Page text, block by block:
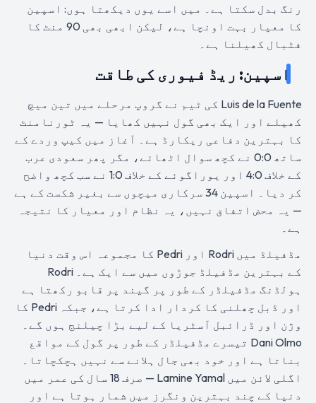
رنگ بدل سکتا ہے۔ میں اسے یوں دیکھتا ہوں: اسپین
کا معیار بہت اونچا ہے، لیکن ابھی بھی 90 منٹ کا
فٹبال کھیلنا ہے۔
اسپین: ریڈ فیوری کی طاقت
Luis de la Fuente کی ٹیم نے گروپ مرحلے میں تین میچ
کھیلے اور ایک بھی گول نہیں کھایا — یہ ٹورنامنٹ
کا بہترین دفاعی ریکارڈ ہے۔ آغاز میں کیپ وردے کے
ساتھ 0:0 نے کچھ سوال اٹھائے، مگر پھر سعودی عرب
کے خلاف 4:0 اور یوراگوئے کے خلاف 1:0 نے سب کچھ واضح
کر دیا۔ اسپین 34 سرکاری میچوں سے بغیر شکست کے ہے
— یہ محض اتفاق نہیں، یہ نظام اور معیار کا نتیجہ
ہے۔
مڈفیلڈ میں Rodri اور Pedri کا مجموعہ اس وقت دنیا
کے بہترین مڈفیلڈ جوڑوں میں سے ایک ہے۔ Rodri
ہولڈنگ مڈفیلڈر کے طور پر گیند پر قابو رکھتا ہے
اور ڈبل چھلنی کا کردار ادا کرتا ہے، جبکہ Pedri کا
وژن اور ڈرائبل آسٹریا کے لیے بڑا چیلنج ہوں گے۔
Dani Olmo تیسرے مڈفیلڈر کے طور پر گول کے مواقع
بناتا ہے اور خود بھی جال ہلانے سے نہیں ہچکچاتا۔
اگلی لائن میں Lamine Yamal — صرف 18 سال کی عمر میں
دنیا کے چند بہترین ونگرز میں شمار ہوتا ہے اور